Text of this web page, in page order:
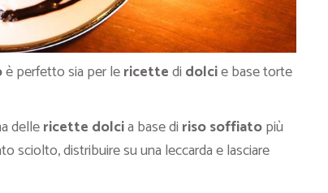
è perfetto sia per lericettedi dolcie base torte
dellericette dolcia base di riso soffiatopiù
sciolto, distribuire su una leccarda e lasciare